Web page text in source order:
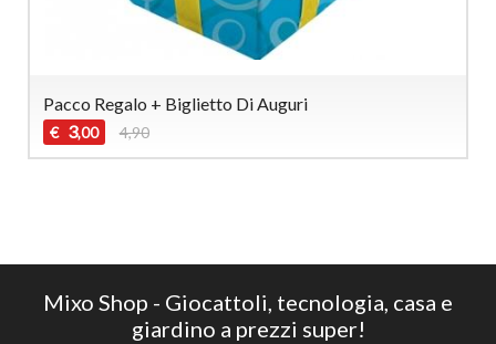
Pacco Regalo + Biglietto Di Auguri
€ 3,00 4,90
Mixo Shop - Giocattoli, tecnologia, casa e
giardino a prezzi super!